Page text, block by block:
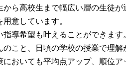
ら高校生まで幅広い層の生徒
意しています。
導希望も叶えることができます
こと、日頃の学校の授業で理
おいても平均点アップ、順位